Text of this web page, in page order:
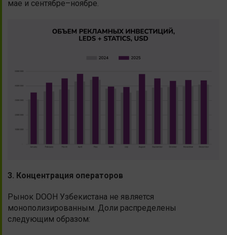
мае и сентябре–ноябре.
3. Концентрация операторов
Рынок DOOH Узбекистана не является
монополизированным. Доли распределены
следующим образом: